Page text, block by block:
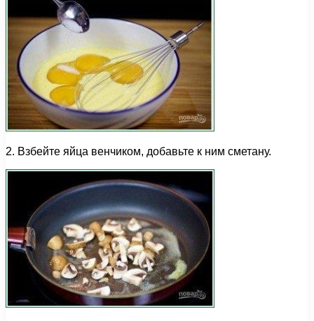
2. Взбейте яйца венчиком, добавьте к ним сметану.